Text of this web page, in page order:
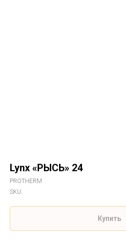
Lynx «РЫСЬ» 24
PROTHERM
SKU:
Купить